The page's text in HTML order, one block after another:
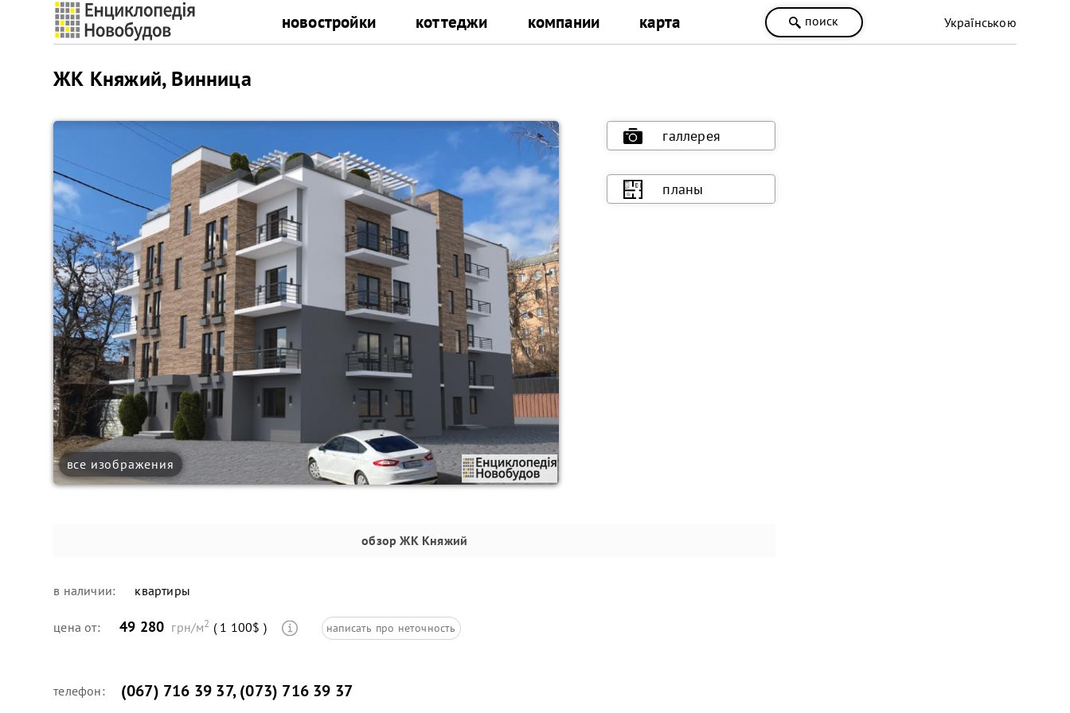
новостройки коттеджи компании карта поиск Українською
ЖК Княжий, Винница
все изображения
галлерея
планы
обзор ЖК Княжий
в наличии: квартиры
цена от: 49 280 грн/м2 ( 1 100$ ) написать про неточность
телефон: (067) 716 39 37,(073) 716 39 37